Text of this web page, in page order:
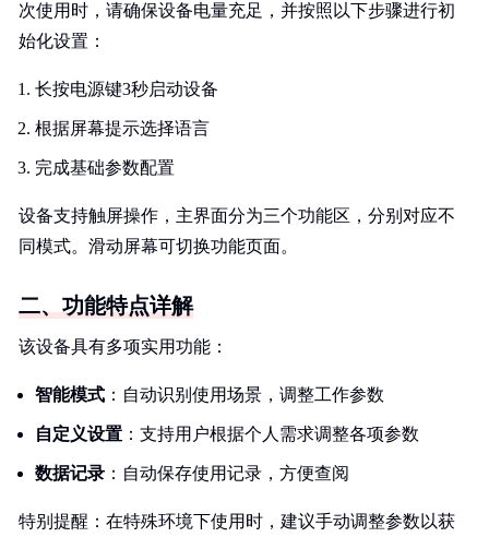
次使用时，请确保设备电量充足，并按照以下步骤进行初
始化设置：
长按电源键3秒启动设备
根据屏幕提示选择语言
完成基础参数配置
设备支持触屏操作，主界面分为三个功能区，分别对应不
同模式。滑动屏幕可切换功能页面。
二、功能特点详解
该设备具有多项实用功能：
智能模式 ：自动识别使用场景，调整工作参数
自定义设置 ：支持用户根据个人需求调整各项参数
数据记录 ：自动保存使用记录，方便查阅
特别提醒：在特殊环境下使用时，建议手动调整参数以获